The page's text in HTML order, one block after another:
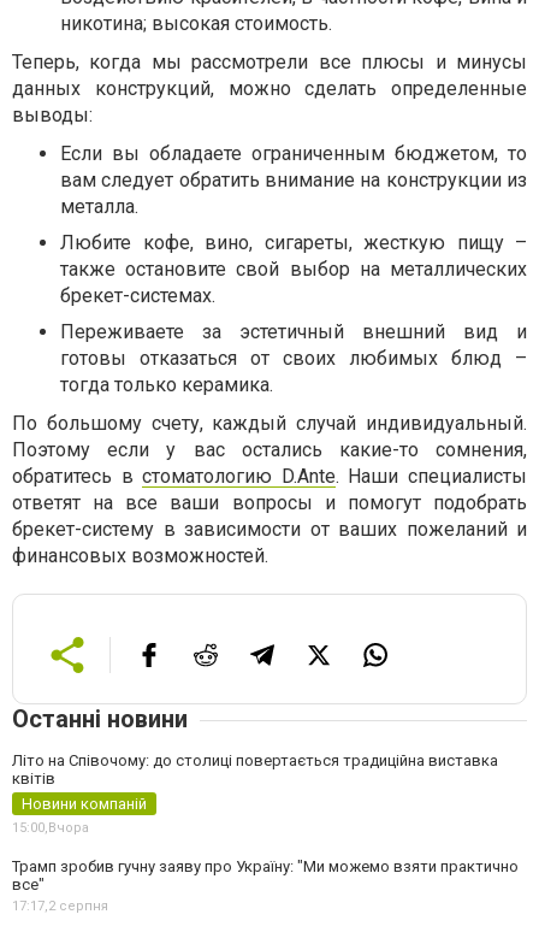
никотина; высокая стоимость.
Теперь, когда мы рассмотрели все плюсы и минусы
данных конструкций, можно сделать определенные
выводы:
Если вы обладаете ограниченным бюджетом, то
вам следует обратить внимание на конструкции из
металла.
Любите кофе, вино, сигареты, жесткую пищу –
также остановите свой выбор на металлических
брекет-системах.
Переживаете за эстетичный внешний вид и
готовы отказаться от своих любимых блюд –
тогда только керамика.
По большому счету, каждый случай индивидуальный.
Поэтому если у вас остались какие-то сомнения,
обратитесь встоматологию D.Ante. Наши специалисты
ответят на все ваши вопросы и помогут подобрать
брекет-систему в зависимости от ваших пожеланий и
финансовых возможностей.
Останні новини
Літо на Співочому: до столиці повертається традиційна виставка
квітів
Новини компаній
15:00,Вчора
Трамп зробив гучну заяву про Україну: "Ми можемо взяти практично
все"
17:17,2 серпня